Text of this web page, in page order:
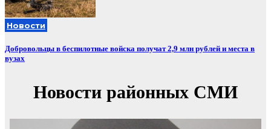
Новости
Добровольцы в беспилотные войска получат 2,9 млн рублей и места в
вузах